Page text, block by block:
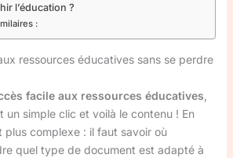
l’éducation ?
:
ressources éducatives sans se perdre
facile aux ressources éducatives
un simple clic et voilà le contenu ! En
plus complexe : il faut savoir où
quel type de document est adapté à